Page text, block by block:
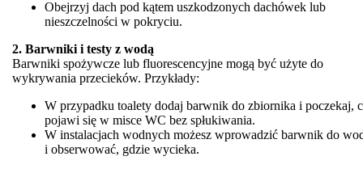
Obejrzyj dach pod kątem uszkodzonych dachówek lub
nieszczelności w pokryciu.
2. Barwniki i testy z wodą
Barwniki spożywcze lub fluorescencyjne mogą być użyte do
wykrywania przecieków. Przykłady:
W przypadku toalety dodaj barwnik do zbiornika i poczekaj,
pojawi się w misce WC bez spłukiwania.
W instalacjach wodnych możesz wprowadzić barwnik do
i obserwować, gdzie wycieka.